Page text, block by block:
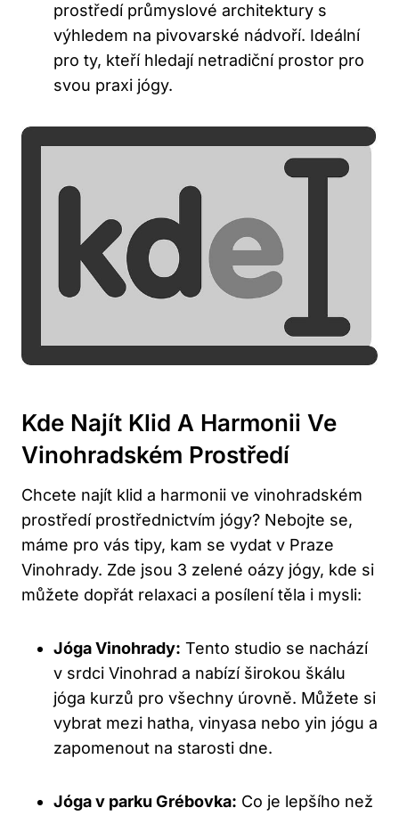
prostředí průmyslové architektury s
výhledem na pivovarské nádvoří. Ideální
pro ty, kteří hledají netradiční prostor pro
svou praxi jógy.
Kde Najít Klid A Harmonii Ve
Vinohradském Prostředí
Chcete najít klid a harmonii ve vinohradském
prostředí prostřednictvím jógy? Nebojte se,
máme pro vás tipy, kam se vydat v Praze
Vinohrady. Zde jsou 3 zelené oázy jógy, kde si
můžete dopřát relaxaci a posílení těla i mysli:
Jóga Vinohrady: Tento studio se nachází
v srdci Vinohrad a nabízí širokou škálu
jóga kurzů pro všechny úrovně. Můžete si
vybrat mezi hatha, vinyasa nebo yin jógu a
zapomenout na starosti dne.
Jóga v parku Grébovka: Co je lepšího než